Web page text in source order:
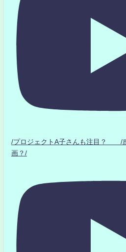
/プロジェクトA子さんも注目？ /
画？/